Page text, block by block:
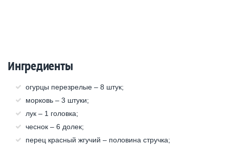
Ингредиенты
огурцы перезрелые – 8 штук;
морковь – 3 штуки;
лук – 1 головка;
чеснок – 6 долек;
перец красный жгучий – половина стручка;